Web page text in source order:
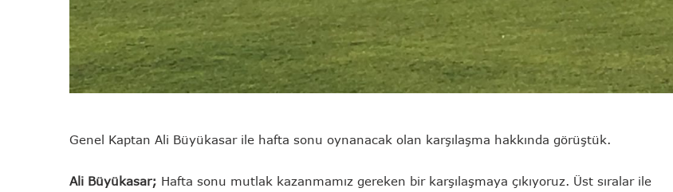
Genel Kaptan Ali Büyükasar ile hafta sonu oynanacak olan karşılaşma hakkında görüştük.
Ali Büyükasar; Hafta sonu mutlak kazanmamız gereken bir karşılaşmaya çıkıyoruz. Üst sıralar ile